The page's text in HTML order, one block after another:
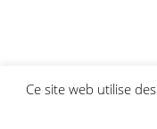
Ce site web utilise